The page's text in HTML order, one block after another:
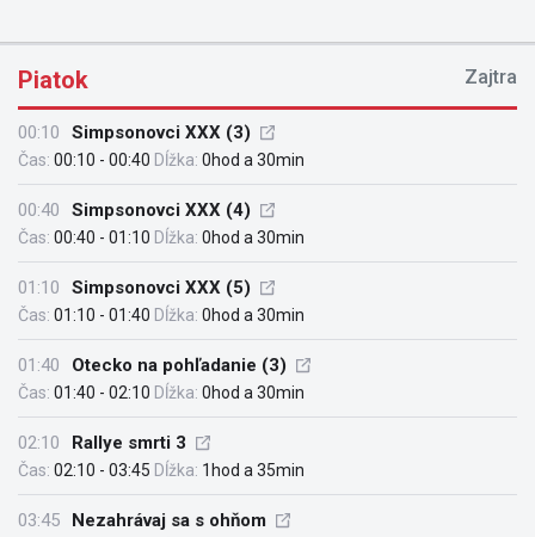
Piatok Zajtra
00:10 Simpsonovci XXX (3)
Čas: 00:10 - 00:40 Dĺžka: 0hod a 30min
00:40 Simpsonovci XXX (4)
Čas: 00:40 - 01:10 Dĺžka: 0hod a 30min
01:10 Simpsonovci XXX (5)
Čas: 01:10 - 01:40 Dĺžka: 0hod a 30min
01:40 Otecko na pohľadanie (3)
Čas: 01:40 - 02:10 Dĺžka: 0hod a 30min
02:10 Rallye smrti 3
Čas: 02:10 - 03:45 Dĺžka: 1hod a 35min
03:45 Nezahrávaj sa s ohňom